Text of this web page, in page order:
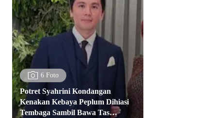
6 Foto
Potret Syahrini Kondangan
Kenakan Kebaya Peplum Dihiasi
Tembaga Sambil Bawa Tas